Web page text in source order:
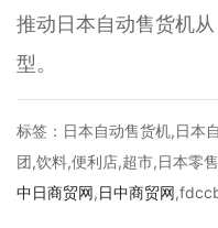
推动日本自动售货机从
型。
标签：日本自动售货机,日本
团,饮料,便利店,超市,日本零
中日商贸网,日中商贸网